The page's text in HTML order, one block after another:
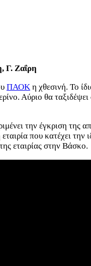
Γ. Ζαΐρη
ΠΑΟΚ η χθεσινή. Το
Αύριο θα
την έγκριση της
που κατέχει
εταιρίας στην Βάσκο.